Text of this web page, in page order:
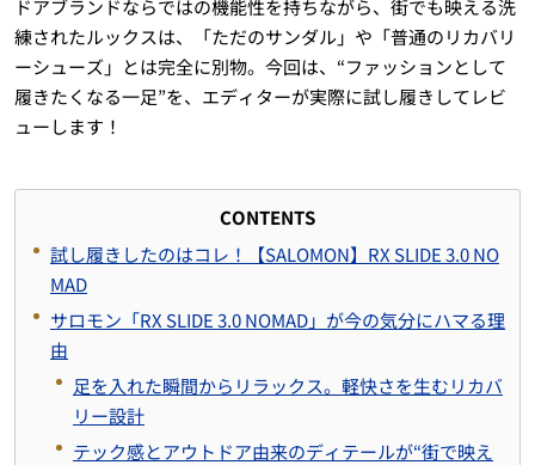
ドアブランドならではの機能性を持ちながら、街でも映える洗
練されたルックスは、「ただのサンダル」や「普通のリカバリ
ーシューズ」とは完全に別物。今回は、“ファッションとして
履きたくなる一足”を、エディターが実際に試し履きしてレビ
ューします！
CONTENTS
試し履きしたのはコレ！【SALOMON】RX SLIDE 3.0 NO
MAD
サロモン「RX SLIDE 3.0 NOMAD」が今の気分にハマる理
由
足を入れた瞬間からリラックス。軽快さを生むリカバ
リー設計
テック感とアウトドア由来のディテールが“街で映え